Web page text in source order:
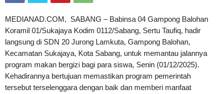
MEDIANAD.COM, SABANG – Babinsa 04 Gampong Balohan
Koramil 01/Sukajaya Kodim 0112/Sabang, Sertu Taufiq, hadir
langsung di SDN 20 Jurong Lamkuta, Gampong Balohan,
Kecamatan Sukajaya, Kota Sabang, untuk memantau jalannya
program makan bergizi bagi para siswa, Senin (01/12/2025).
Kehadirannya bertujuan memastikan program pemerintah
tersebut terselenggara dengan baik dan memberi manfaat